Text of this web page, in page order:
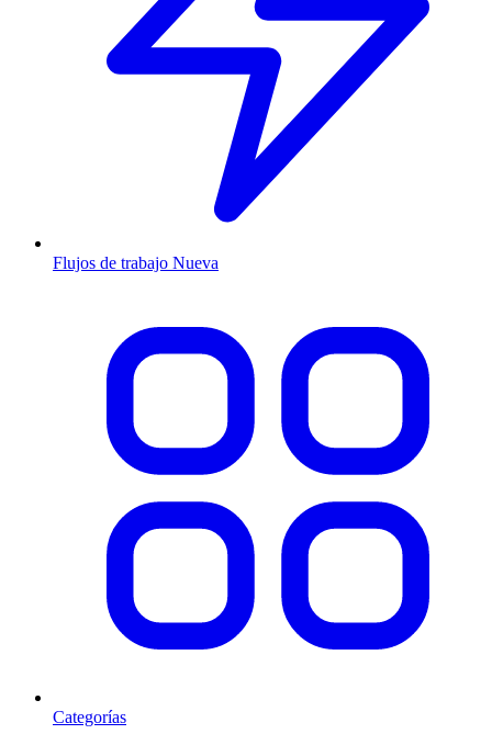
Flujos de trabajo Nueva
Categorías